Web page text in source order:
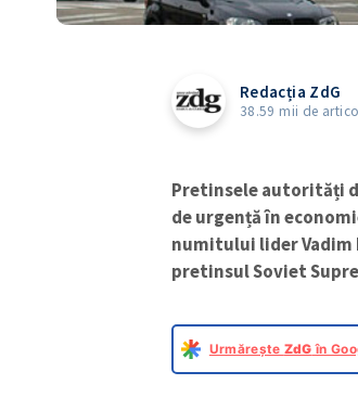
Redacția ZdG
38.59 mii de
Pretinsele autorități
de urgență în
numitului lider Vadim
pretinsul Soviet
Urmărește ZdG în